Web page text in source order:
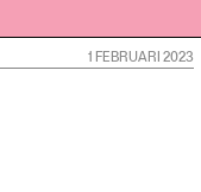
1 FEBRUARI 2023